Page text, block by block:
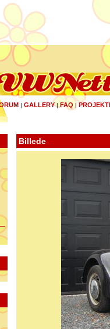
| GALLERY|FAQ |
Billede